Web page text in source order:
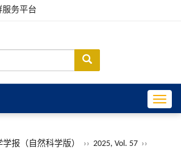
服务平台
报（自然科学版） ›› 2025, Vol. 57 ››